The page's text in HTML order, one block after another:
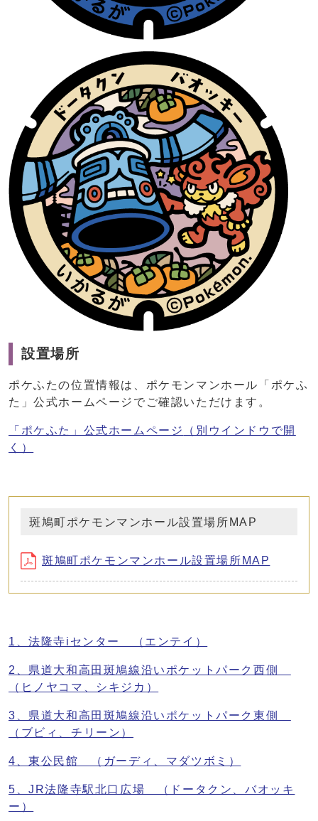
設置場所
ポケふたの位置情報は、ポケモンマンホール「ポケふ
た」公式ホームページでご確認いただけます。
「ポケふた」公式ホームページ
（別ウインドウで開
く）
斑鳩町ポケモンマンホール設置場所MAP
斑鳩町ポケモンマンホール設置場所MAP
1、法隆寺iセンター （エンテイ）
2、県道大和高田斑鳩線沿いポケットパーク西側
（ヒノヤコマ、シキジカ）
3、県道大和高田斑鳩線沿いポケットパーク東側
（ブビィ、チリーン）
4、東公民館 （ガーディ、マダツボミ）
5、JR法隆寺駅北口広場 （ドータクン、バオッキ
ー）